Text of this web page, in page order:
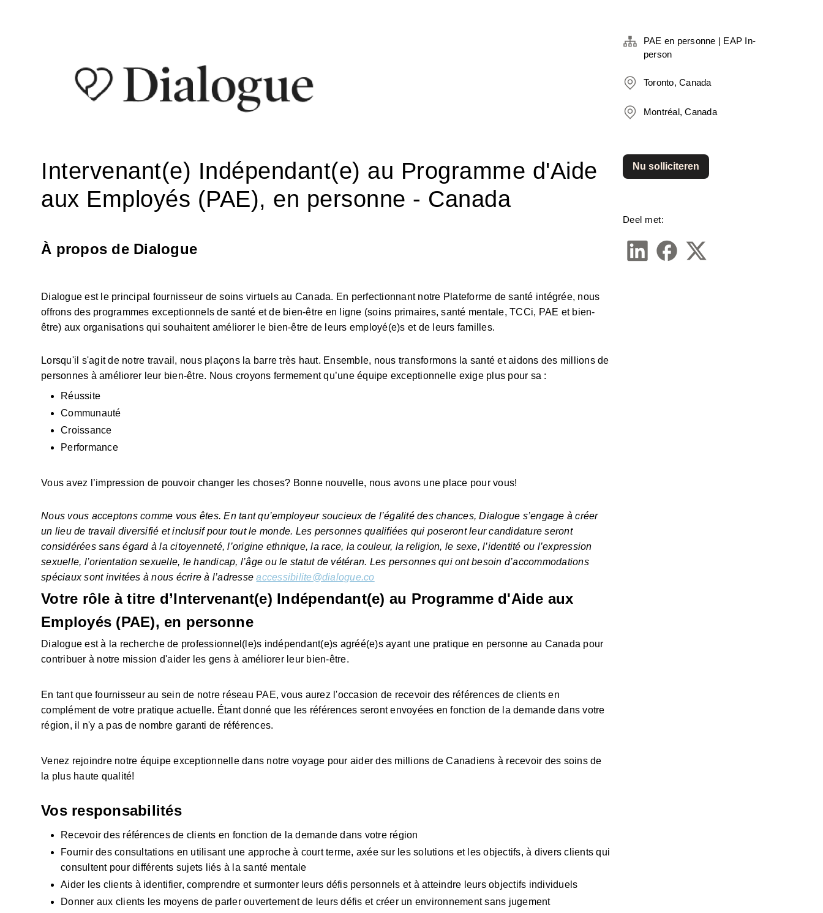
Intervenant(e) Indépendant(e) au Programme d'Aide
aux Employés (PAE), en personne - Canada
À propos de Dialogue
Dialogue est le principal fournisseur de soins virtuels au Canada. En perfectionnant notre Plateforme de santé intégrée, nous
offrons des programmes exceptionnels de santé et de bien-être en ligne (soins primaires, santé mentale, TCCi, PAE et bien-
être) aux organisations qui souhaitent améliorer le bien-être de leurs employé(e)s et de leurs familles.
Lorsqu'il s'agit de notre travail, nous plaçons la barre très haut. Ensemble, nous transformons la santé et aidons des millions de
personnes à améliorer leur bien-être. Nous croyons fermement qu’une équipe exceptionnelle exige plus pour sa :
Réussite
Communauté
Croissance
Performance
Vous avez l’impression de pouvoir changer les choses? Bonne nouvelle, nous avons une place pour vous!
Nous vous acceptons comme vous êtes. En tant qu’employeur soucieux de l’égalité des chances, Dialogue s’engage à créer
un lieu de travail diversifié et inclusif pour tout le monde. Les personnes qualifiées qui poseront leur candidature seront
considérées sans égard à la citoyenneté, l’origine ethnique, la race, la couleur, la religion, le sexe, l’identité ou l’expression
sexuelle, l’orientation sexuelle, le handicap, l’âge ou le statut de vétéran. Les personnes qui ont besoin d’accommodations
spéciaux sont invitées à nous écrire à l’adresse accessibilite@dialogue.co
Votre rôle à titre d’Intervenant(e) Indépendant(e) au Programme d'Aide aux
Employés (PAE), en personne
Dialogue est à la recherche de professionnel(le)s indépendant(e)s agréé(e)s ayant une pratique en personne au Canada pour
contribuer à notre mission d'aider les gens à améliorer leur bien-être.
En tant que fournisseur au sein de notre réseau PAE, vous aurez l'occasion de recevoir des références de clients en
complément de votre pratique actuelle. Étant donné que les références seront envoyées en fonction de la demande dans votre
région, il n'y a pas de nombre garanti de références.
Venez rejoindre notre équipe exceptionnelle dans notre voyage pour aider des millions de Canadiens à recevoir des soins de
la plus haute qualité!
Vos responsabilités
Recevoir des références de clients en fonction de la demande dans votre région
Fournir des consultations en utilisant une approche à court terme, axée sur les solutions et les objectifs, à divers clients qui
consultent pour différents sujets liés à la santé mentale
Aider les clients à identifier, comprendre et surmonter leurs défis personnels et à atteindre leurs objectifs individuels
Donner aux clients les moyens de parler ouvertement de leurs défis et créer un environnement sans jugement
PAE en personne | EAP In-
person
Toronto, Canada
Montréal, Canada
Deel met:
Nu solliciteren